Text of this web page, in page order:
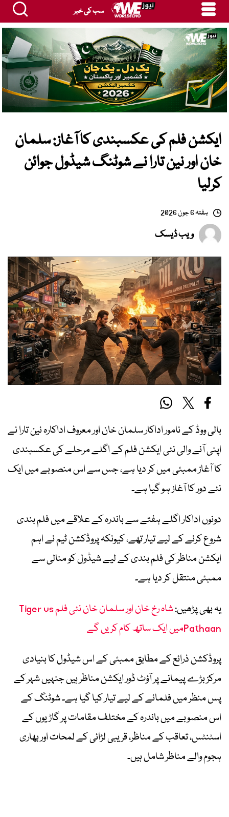
سب کی خبر
ایکشن فلم کی عکسبندی کا آغاز: سلمان
خان اور نین تارا نے شوٹنگ شیڈول جوائن
کرلیا
ہفتہ 6 جون 2026
ویب ڈیسک
بالی ووڈ کے نامور اداکار سلمان خان اور معروف اداکارہ نین تارا نے
اپنی آنے والی نئی ایکشن فلم کے اگلے مرحلے کی عکسبندی
کا آغاز ممبئی میں کر دیا ہے، جس سے اس منصوبے میں ایک
نئے دور کا آغاز ہو گیا ہے۔
دونوں اداکار اگلے ہفتے سے باندرہ کے علاقے میں فلم بندی
شروع کرنے کے لیے تیار تھے، کیونکہ پروڈکشن ٹیم نے اہم
ایکشن مناظر کی فلم بندی کے لیے شیڈول کو منالی سے
ممبئی منتقل کر دیا ہے۔
یہ بھی پڑھیں:
شاہ رخ خان اور سلمان خان نئی فلم Tiger vs
Pathaanمیں ایک ساتھ کام کریں گے
پروڈکشن ذرائع کے مطابق ممبئی کے اس شیڈول کا بنیادی
مرکز بڑے پیمانے پر آؤٹ ڈور ایکشن مناظر ہیں جنہیں شہر کے
پس منظر میں فلمانے کے لیے تیار کیا گیا ہے۔ شوٹنگ کے
اس منصوبے میں باندرہ کے مختلف مقامات پر گاڑیوں کے
اسٹنٹس، تعاقب کے مناظر، قریبی لڑائی کے لمحات اور بھاری
ہجوم والے مناظر شامل ہیں۔